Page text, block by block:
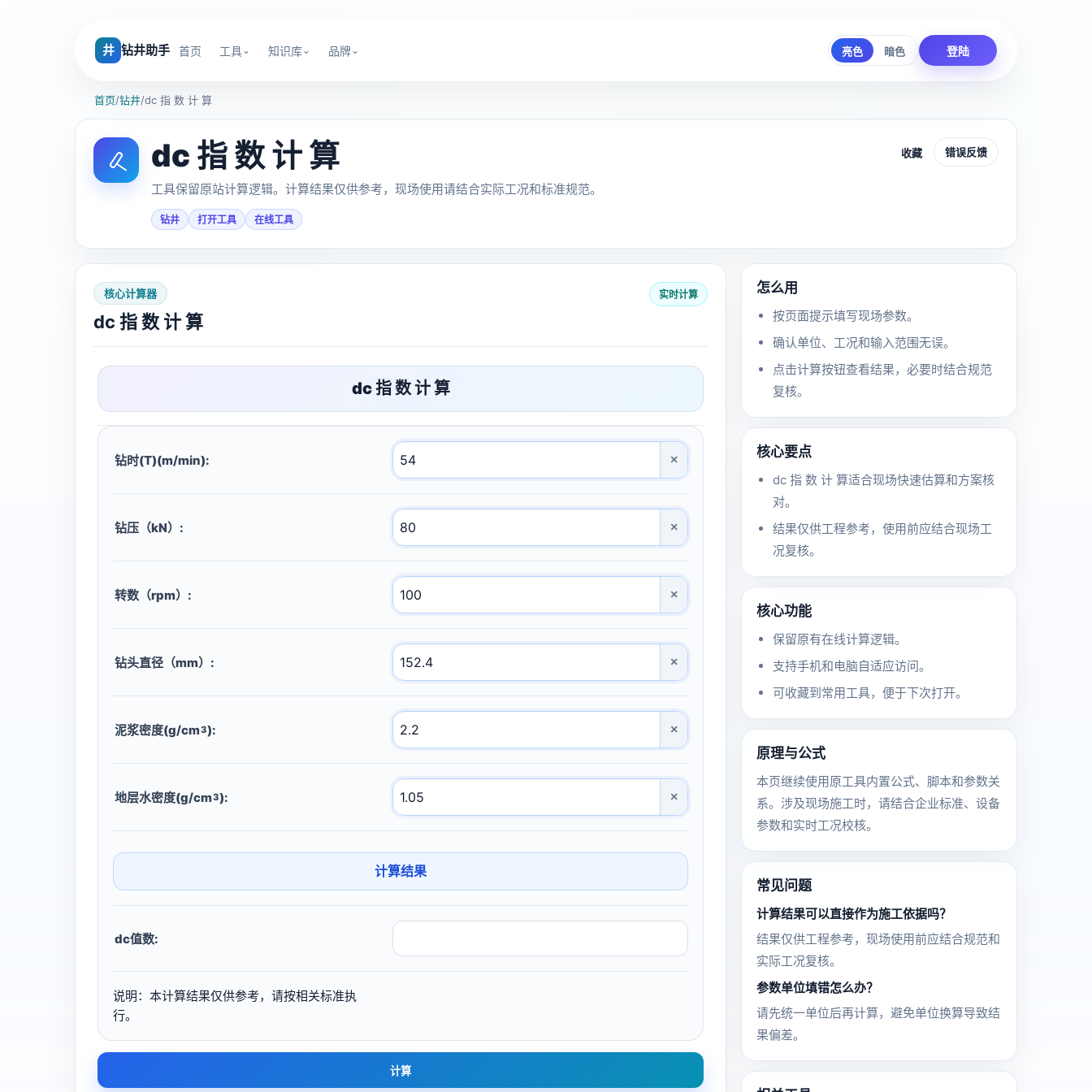
井 钻井助手 首页 工具 知识库 品牌 亮色 暗色 登陆
首页/钻井/dc 指 数 计 算
dc 指 数 计 算
工具保留原站计算逻辑。计算结果仅供参考，现场使用请结合实际工况和标准规范。
钻井 打开工具 在线工具
收藏 错误反馈
核心计算器
dc 指 数 计 算
实时计算
dc 指 数 计 算
钻时(T)(m/min): ×
钻压（kN）: ×
转数（rpm）: ×
钻头直径（mm）: ×
泥浆密度(g/cm3): ×
地层水密度(g/cm3): ×
计算结果
dc值数:
说明：本计算结果仅供参考，请按相关标准执
行。
怎么用
按页面提示填写现场参数。
确认单位、工况和输入范围无误。
点击计算按钮查看结果，必要时结合规范
复核。
核心要点
dc 指 数 计 算适合现场快速估算和方案核
对。
结果仅供工程参考，使用前应结合现场工
况复核。
核心功能
保留原有在线计算逻辑。
支持手机和电脑自适应访问。
可收藏到常用工具，便于下次打开。
原理与公式
本页继续使用原工具内置公式、脚本和参数关
系。涉及现场施工时，请结合企业标准、设备
参数和实时工况校核。
常见问题
计算结果可以直接作为施工依据吗？
结果仅供工程参考，现场使用前应结合规范和
实际工况复核。
参数单位填错怎么办？
请先统一单位后再计算，避免单位换算导致结
果偏差。